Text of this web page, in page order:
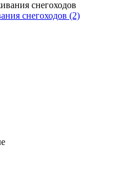
снегоходов (2)